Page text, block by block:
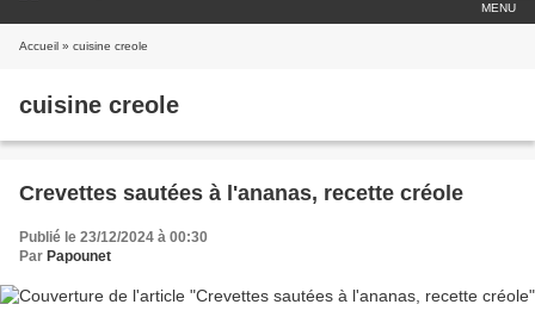
MENU
Accueil » cuisine creole
cuisine creole
Crevettes sautées à l'ananas, recette créole
Publié le 23/12/2024 à 00:30
Par Papounet